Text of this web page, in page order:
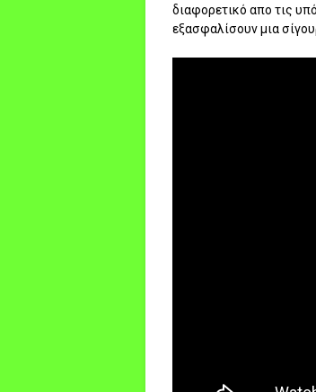
διαφορετικό απο τις
εξασφαλίσουν μια